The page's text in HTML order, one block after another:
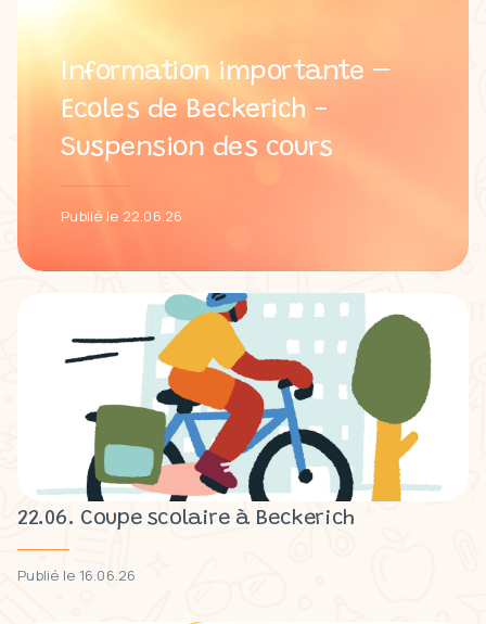
Information importante –
Ecoles de Beckerich -
Suspension des cours
Publié le 22.06.26
22.06. Coupe scolaire à Beckerich
Publié le 16.06.26